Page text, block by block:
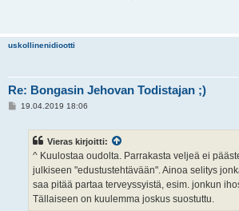
uskollinenidiootti
Re: Bongasin Jehovan Todistajan ;)
V19.04.2019 18:06
Vieras kirjoitti:
^ Kuulostaa oudolta. Parrakasta veljeä ei
julkiseen "edustustehtävään". Ainoa selitys
saa pitää partaa terveyssyistä, esim. jonkun
Tällaiseen on kuulemma joskus suostuttu.